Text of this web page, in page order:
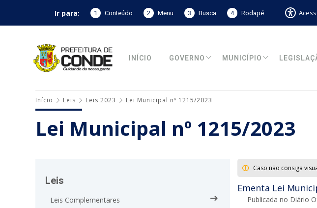
Ir para: 1 Conteúdo 2 Menu 3 Busca 4 Rodapé
INÍCIO GOVERNO MUNICÍPIO
Início Leis Leis 2023 Lei Municipal nº 1215/2023
Lei Municipal nº 1215/2023
Leis
Leis Complementares
Caso não consiga
Ementa Lei
Publicada no Diário